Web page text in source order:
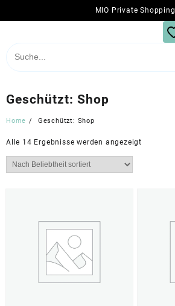
MIO Private Shopping
Geschützt: Shop
Home Geschützt: Shop
Alle 14 Ergebnisse werden angezeigt